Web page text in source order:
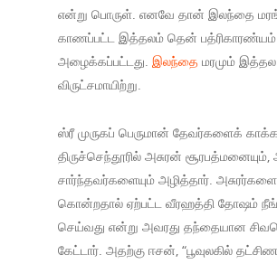
என்று பொருள். எனவே தான் இலந்தை
காணப்பட்ட இத்தலம் தென் பத்ரிகாரண்யம்
அழைக்கப்பட்டது. இலந்தை மரமும் இத்தல
விருட்சமாயிற்று.
ஸ்ரீ முருகப் பெருமான் தேவர்களைக் காக்க
திருச்செந்தூரில் அசுரன்
சார்ந்தவர்களையும் அழித்தார்.
கொன்றதால் ஏற்பட்ட வீரஹத்தி தோஷம்
செய்வது என்று அவரது தந்தையான
கேட்டார். அதற்கு ஈசன், “பூவுலகில் தட்சிண